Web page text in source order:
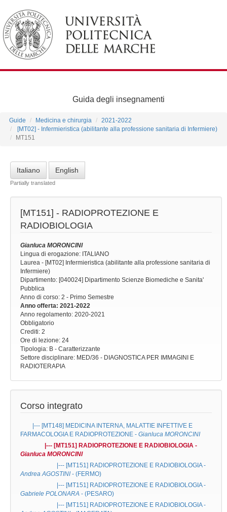
Guida degli insegnamenti
Guide Medicina e chirurgia
2021-2022
[MT02] - Infermieristica (abilitante alla professione sanitaria di Infermiere)
MT151
Italiano English
Partially translated
[MT151] - RADIOPROTEZIONE E
RADIOBIOLOGIA
Gianluca MORONCINI
Lingua di erogazione: ITALIANO
Laurea - [MT02] Infermieristica (abilitante alla professione sanitaria di
Infermiere)
Dipartimento: [040024] Dipartimento Scienze Biomediche e Sanita'
Pubblica
Anno di corso: 2 - Primo Semestre
Anno offerta: 2021-2022
Anno regolamento: 2020-2021
Obbligatorio
Crediti: 2
Ore di lezione: 24
Tipologia: B - Caratterizzante
Settore disciplinare: MED/36 - DIAGNOSTICA PER IMMAGINI E
RADIOTERAPIA
Corso integrato
|--- [MT148] MEDICINA INTERNA, MALATTIE INFETTIVE E
FARMACOLOGIA E RADIOPROTEZIONE - Gianluca MORONCINI
|--- [MT151] RADIOPROTEZIONE E RADIOBIOLOGIA -
Gianluca MORONCINI
|--- [MT151] RADIOPROTEZIONE E RADIOBIOLOGIA-
Andrea AGOSTINI - (FERMO)
|--- [MT151] RADIOPROTEZIONE E RADIOBIOLOGIA-
Gabriele POLONARA - (PESARO)
|--- [MT151] RADIOPROTEZIONE E RADIOBIOLOGIA-